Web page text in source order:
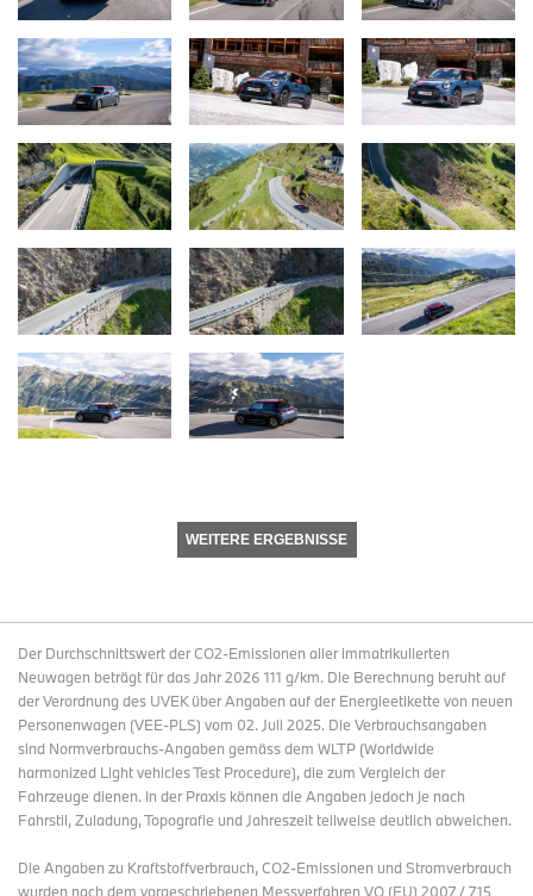
WEITERE ERGEBNISSE
Der Durchschnittswert der CO2-Emissionen aller immatrikulierten
Neuwagen beträgt für das Jahr 2026 111 g/km. Die Berechnung beruht auf
der Verordnung des UVEK über Angaben auf der Energieetikette von neuen
Personenwagen (VEE-PLS) vom 02. Juli 2025. Die Verbrauchsangaben
sind Normverbrauchs-Angaben gemäss dem WLTP (Worldwide
harmonized Light vehicles Test Procedure), die zum Vergleich der
Fahrzeuge dienen. In der Praxis können die Angaben jedoch je nach
Fahrstil, Zuladung, Topografie und Jahreszeit teilweise deutlich abweichen.
Die Angaben zu Kraftstoffverbrauch, CO2-Emissionen und Stromverbrauch
wurden nach dem vorgeschriebenen Messverfahren VO (EU) 2007 / 715